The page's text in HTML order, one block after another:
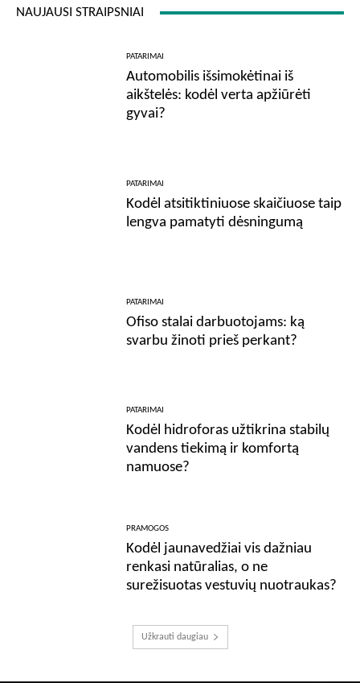
NAUJAUSI STRAIPSNIAI
PATARIMAI
Automobilis išsimokėtinai iš
aikštelės: kodėl verta apžiūrėti
gyvai?
PATARIMAI
Kodėl atsitiktiniuose skaičiuose taip
lengva pamatyti dėsningumą
PATARIMAI
Ofiso stalai darbuotojams: ką
svarbu žinoti prieš perkant?
PATARIMAI
Kodėl hidroforas užtikrina stabilų
vandens tiekimą ir komfortą
namuose?
PRAMOGOS
Kodėl jaunavedžiai vis dažniau
renkasi natūralias, o ne
surežisuotas vestuvių nuotraukas?
Užkrauti daugiau